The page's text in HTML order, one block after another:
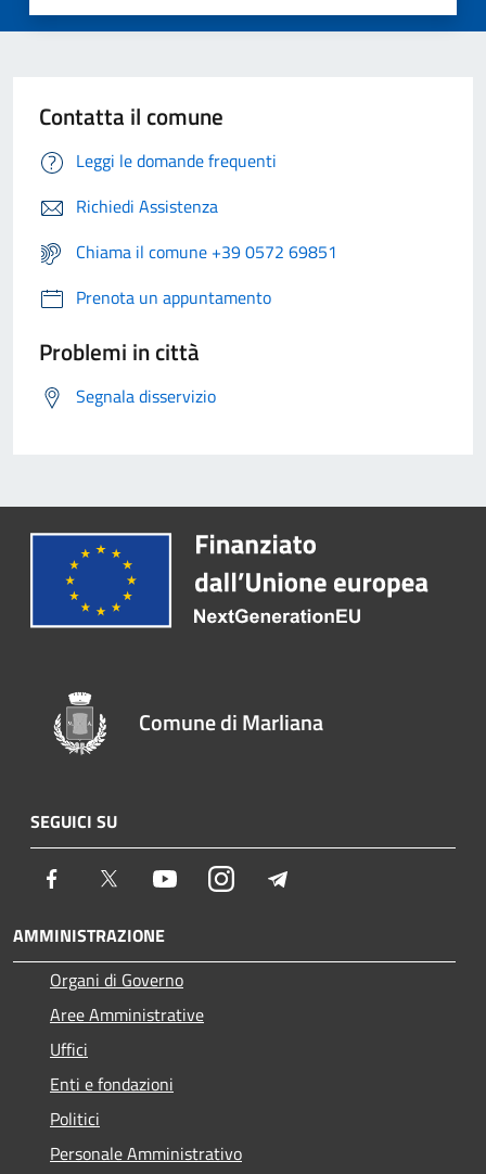
Contatta il comune
Leggi le domande frequenti
Richiedi Assistenza
Chiama il comune +39 0572 69851
Prenota un appuntamento
Problemi in città
Segnala disservizio
Comune di Marliana
SEGUICI SU
Facebook Twitter YoutubeInstagram
AMMINISTRAZIONE
Organi di Governo
Aree Amministrative
Uffici
Enti e fondazioni
Politici
Personale Amministrativo